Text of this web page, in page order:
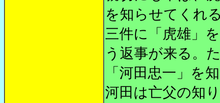
を知らせてくれ
三件に「虎雄」
う返事が来る。
「河田忠一」を
河田は亡父の知